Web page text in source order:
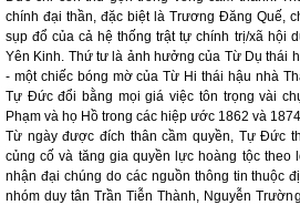
chính đại thần, đặc biệt là Trương Đăng Quế,
sụp đổ của cả hệ thống trật tự chính trị/xã hội
Yên Kinh. Thứ tư là ảnh hưởng của Từ Dụ thái
- một chiếc bóng mờ của Từ Hi thái hậu nhà
Tự Đức đổi bằng mọi giá việc tôn trọng vài
Phạm và họ Hồ trong các hiệp ước 1862 và
Từ ngày được đích thân cầm quyền, Tự Đức
củng cố và tăng gia quyền lực hoàng tộc theo
nhận đại chúng do các nguồn thông tin thuộc
nhóm duy tân Trần Tiễn Thành, Nguyễn